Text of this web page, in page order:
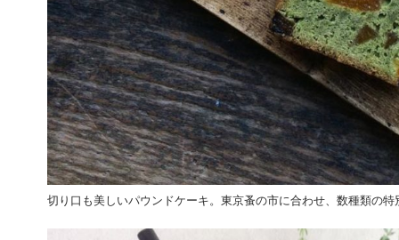
切り口も美しいパウンドケーキ。東京蚤の市に合わせ、数種類の